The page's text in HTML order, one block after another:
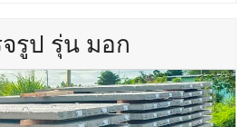
รูป รุ่น มอก